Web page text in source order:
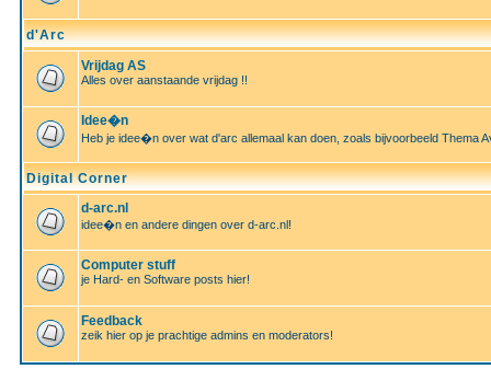
d'Arc
Vrijdag AS
Alles over aanstaande vrijdag !!
Idee�n
Heb je idee�n over wat d'arc allemaal kan doen, zoals bijvoorbeeld Thema
Digital Corner
d-arc.nl
idee�n en andere dingen over d-arc.nl!
Computer stuff
je Hard- en Software posts hier!
Feedback
zeik hier op je prachtige admins en moderators!